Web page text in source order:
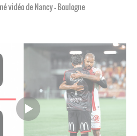
vidéo de Nancy - Boulogne